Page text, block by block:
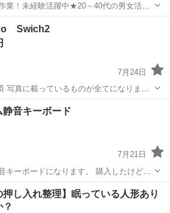
業！未経験活躍中★20～40代の男女活躍
品付きワンルーム寮費無料！赴任旅費会
応可◎格安食堂利用可！年間休日135日
工...
Swich2
7月24日
願いいたします
駅 周辺機器
静音キーボード
7月21日
ーボードになります。 購入したけど必
、おまけのマウス
商品スペックはメーカー型番から確認下
...
器
押し入れ整理】眠っている人形あり
？